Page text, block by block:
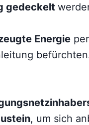
gedeckelt
Energie
, um sich